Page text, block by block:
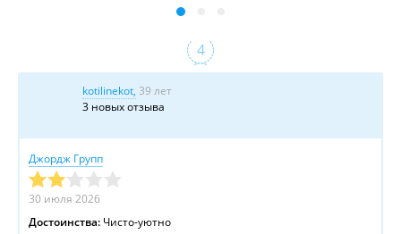
kotilinekot, 39 лет
3 новых отзыва
Джордж Групп
30 июля 2026
Достоинства: Чисто-уютно